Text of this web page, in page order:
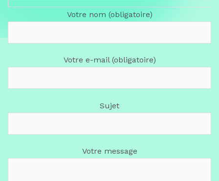
Votre nom (obligatoire)
Votre e-mail (obligatoire)
Sujet
Votre message